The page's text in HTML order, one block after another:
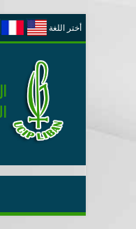
أختر اللغة